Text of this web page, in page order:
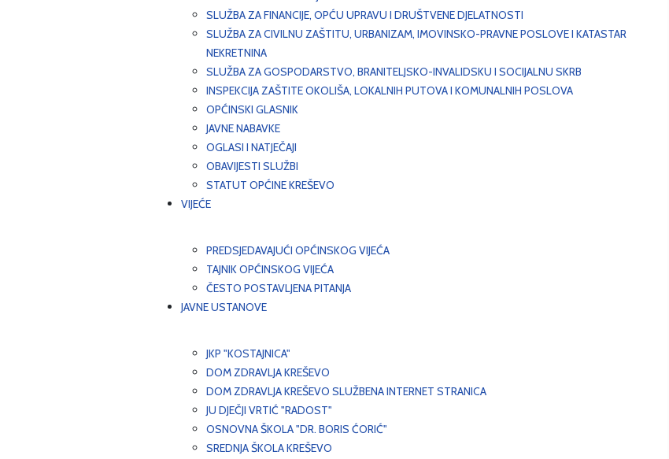
SLUŽBA ZA FINANCIJE, OPĆU UPRAVU I DRUŠTVENE DJELATNOSTI
SLUŽBA ZA CIVILNU ZAŠTITU, URBANIZAM, IMOVINSKO-PRAVNE POSLOVE I KATASTAR
NEKRETNINA
SLUŽBA ZA GOSPODARSTVO, BRANITELJSKO-INVALIDSKU I SOCIJALNU SKRB
INSPEKCIJA ZAŠTITE OKOLIŠA, LOKALNIH PUTOVA I KOMUNALNIH POSLOVA
OPĆINSKI GLASNIK
JAVNE NABAVKE
OGLASI I NATJEČAJI
OBAVIJESTI SLUŽBI
STATUT OPĆINE KREŠEVO
VIJEĆE
PREDSJEDAVAJUĆI OPĆINSKOG VIJEĆA
TAJNIK OPĆINSKOG VIJEĆA
ČESTO POSTAVLJENA PITANJA
JAVNE USTANOVE
JKP "KOSTAJNICA"
DOM ZDRAVLJA KREŠEVO
DOM ZDRAVLJA KREŠEVO SLUŽBENA INTERNET STRANICA
JU DJEČJI VRTIĆ "RADOST"
OSNOVNA ŠKOLA "DR. BORIS ĆORIĆ"
SREDNJA ŠKOLA KREŠEVO